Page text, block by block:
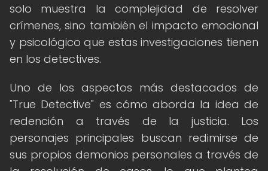
solo muestra la complejidad de resolver
crímenes, sino también el impacto emocional
y psicológico que estas investigaciones tienen
en los detectives.
Uno de los aspectos más destacados de
"True Detective" es cómo aborda la idea de
redención a través de la justicia. Los
personajes principales buscan redimirse de
sus propios demonios personales a través de